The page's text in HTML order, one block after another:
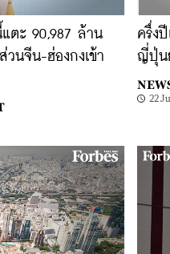
ตะ 90,987 ล้าน
นจีน-ฮ่องกงเข้า
ครึ่ง
ญี่ปุ่น
22